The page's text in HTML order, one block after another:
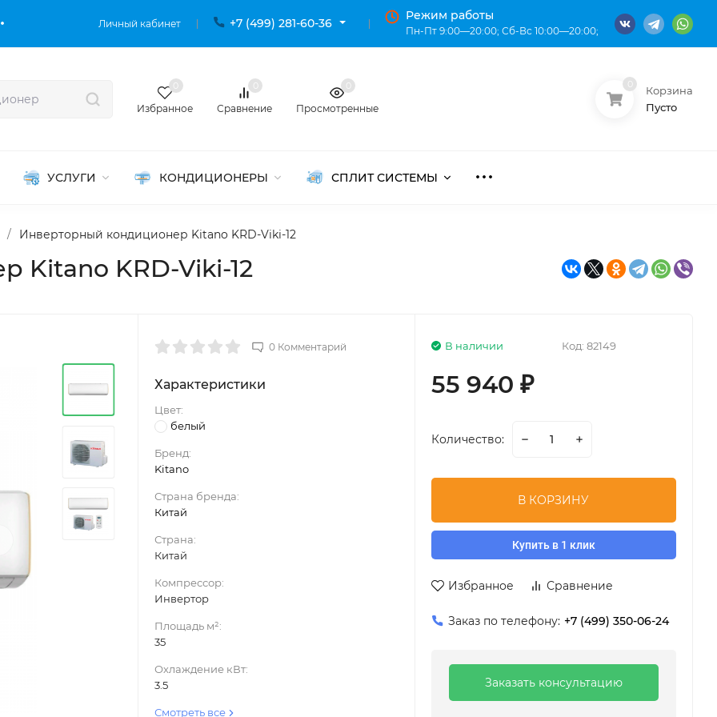
Личный кабинет +7 (499) 281-60-36
Режим работы
Пн-Пт 9:00—20:00; Сб-Вс 10:00—20:00;
Избранное Сравнение Просмотренные
Корзина
Пусто
УСЛУГИ КОНДИЦИОНЕРЫ СПЛИТ СИСТЕМЫ
/ Инверторный кондиционер Kitano KRD-Viki-12
Kitano KRD-Viki-12
0 Комментарий
Характеристики
Цвет:
белый
Бренд:
Kitano
Страна бренда:
Китай
Страна:
Китай
Компрессор:
Инвертор
Площадь м²:
35
Охлаждение кВт:
3.5
Смотреть все
Код: 82149
В наличии
55 940 ₽
Количество:
В КОРЗИНУ
Купить в 1 клик
Избранное Сравнение
Заказ по телефону: +7 (499) 350-06-24
Заказать консультацию